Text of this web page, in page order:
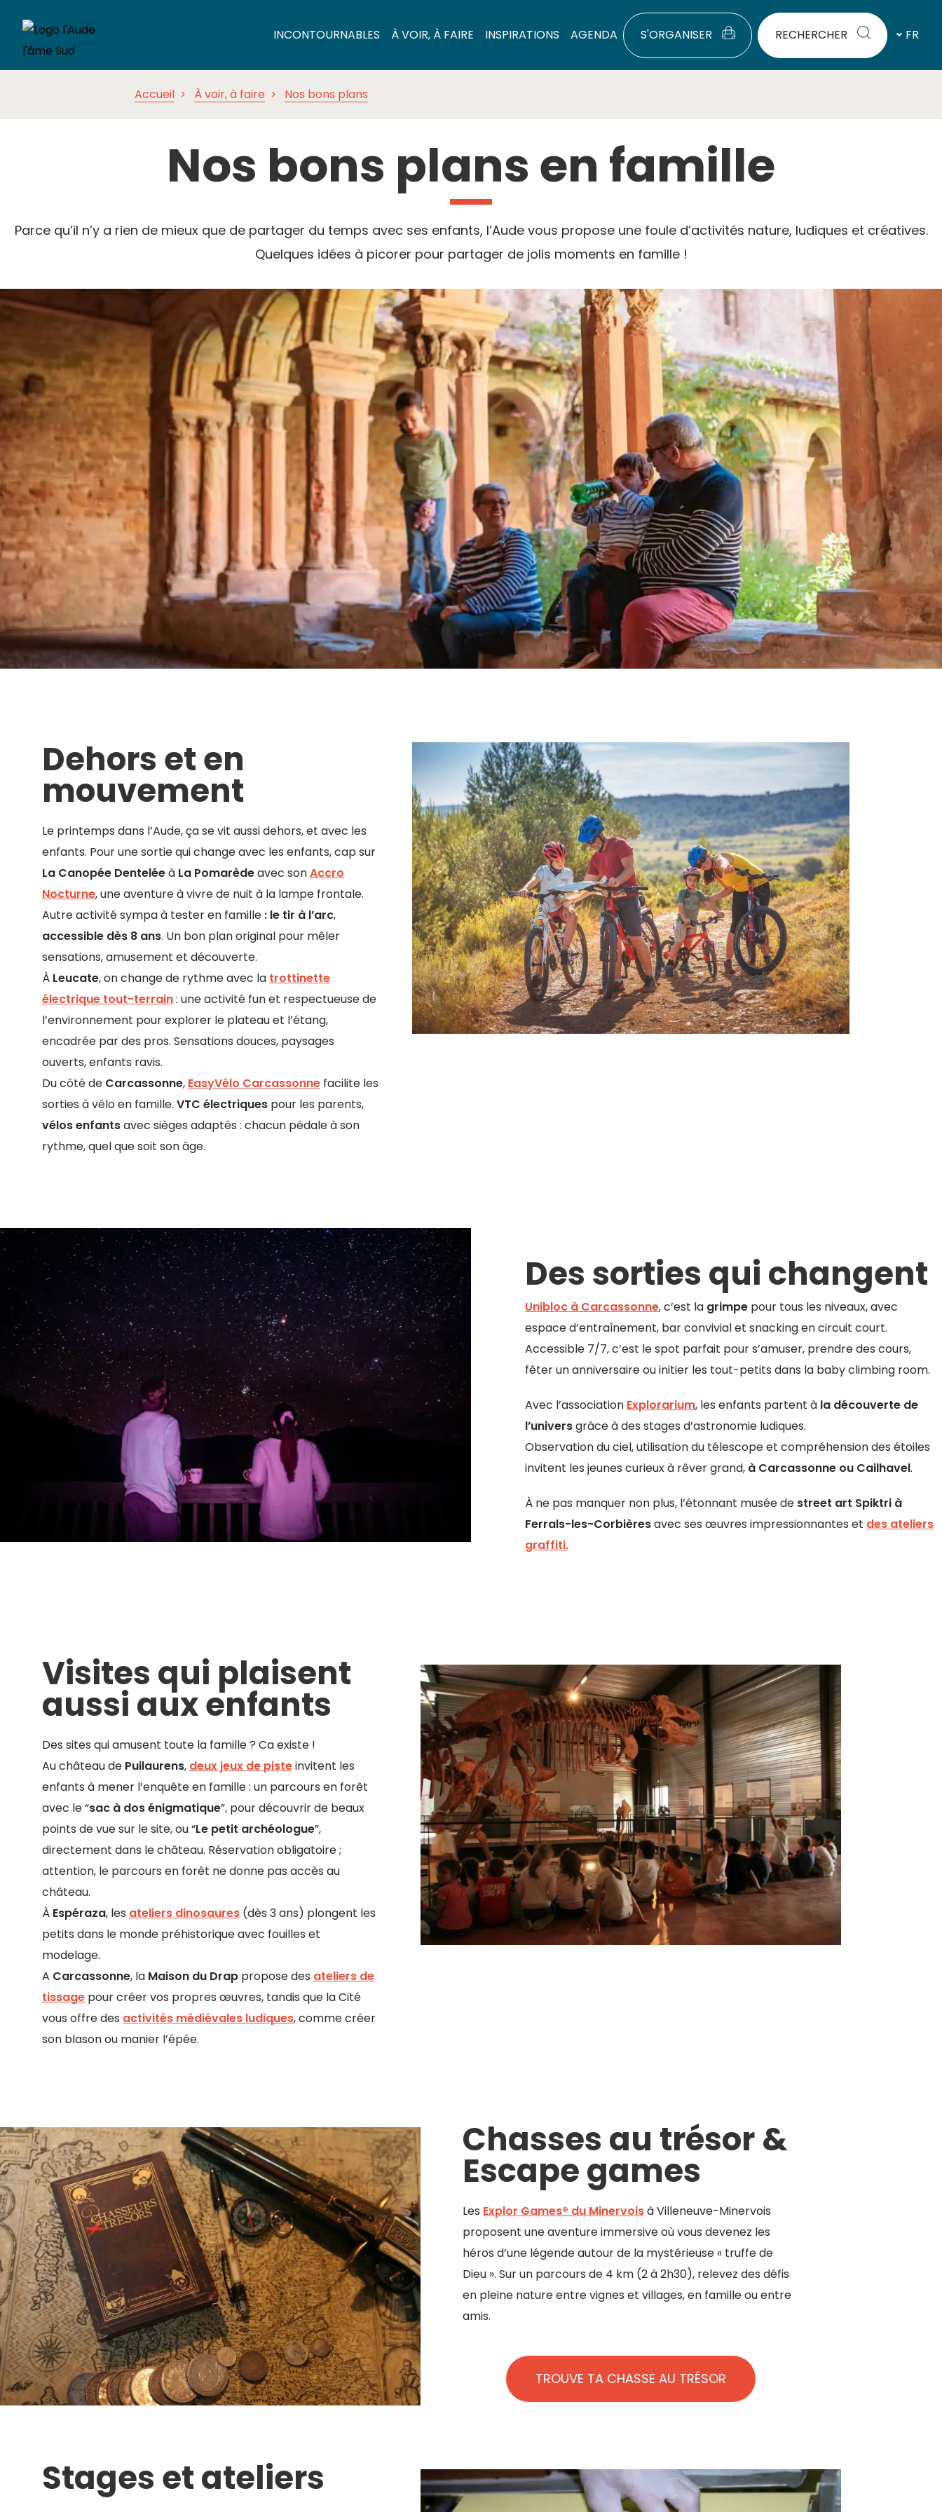
INCONTOURNABLES À VOIR, À FAIRE INSPIRATIONS AGENDA S'ORGANISER RECHERCHER FR
Accueil À voir, à faire Nos bons plans
Nos bons plans en famille
Parce qu’il n’y a rien de mieux que de partager du temps avec ses enfants, l’Aude vous propose une foule d’activités nature, ludiques et créatives.
Quelques idées à picorer pour partager de jolis moments en famille !
Dehors et en
mouvement
Le printemps dans l’Aude, ça se vit aussi dehors, et avec les
enfants. Pour une sortie qui change avec les enfants, cap sur
La Canopée Denteléeà La Pomarèdeavec sonAccro
Nocturne, une aventure à vivre de nuit à la lampe frontale.
Autre activité sympa à tester en famille : le tir à l’arc,
accessible dès 8 ans. Un bon plan original pour mêler
sensations, amusement et découverte.
À Leucate, on change de rythme avec la trottinette
électrique tout-terrain: une activité fun et respectueuse de
l’environnement pour explorer le plateau et l’étang,
encadrée par des pros. Sensations douces, paysages
ouverts, enfants ravis.
Du côté de Carcassonne, EasyVélo Carcassonne facilite les
sorties à vélo en famille. VTC électriques pour les parents,
vélos enfantsavec sièges adaptés : chacun pédale à son
rythme, quel que soit son âge.
Des sorties qui changent
Unibloc à Carcassonne, c’est la grimpe pour tous les niveaux, avec
espace d’entraînement, bar convivial et snacking en circuit court.
Accessible 7/7, c’est le spot parfait pour s’amuser, prendre des cours,
fêter un anniversaire ou initier les tout-petits dans la baby climbing room.
Avec l’association Explorarium, les enfants partent à la découverte de
l’universgrâce à des stages d’astronomie ludiques.
Observation du ciel, utilisation du télescope et compréhension des étoiles
invitent les jeunes curieux à rêver grand, à Carcassonne ou Cailhavel.
À ne pas manquer non plus, l’étonnant musée de street art Spiktri à
Ferrals-les-Corbièresavec ses œuvres impressionnantes et des ateliers
graffiti.
Visites qui plaisent
aussi aux enfants
Des sites qui amusent toute la famille ? Ca existe !
Au château de Puilaurens, deux jeux de pisteinvitent les
enfants à mener l’enquête en famille : un parcours en forêt
avec le “sac à dos énigmatique”, pour découvrir de beaux
points de vue sur le site, ou “Le petit archéologue”,
directement dans le château. Réservation obligatoire ;
attention, le parcours en forêt ne donne pas accès au
château.
À Espéraza, les ateliers dinosaures (dès 3 ans) plongent les
petits dans le monde préhistorique avec fouilles et
modelage.
A Carcassonne, la Maison du Drap propose des ateliers de
tissage pour créer vos propres œuvres, tandis que la Cité
vous offre des activités médiévales ludiques, comme créer
son blason ou manier l’épée.
Chasses au trésor &
Escape games
Les Explor Games® du Minervoisà Villeneuve-Minervois
proposent une aventure immersive où vous devenez les
héros d’une légende autour de la mystérieuse « truffe de
Dieu ». Sur un parcours de 4 km (2 à 2h30), relevez des défis
en pleine nature entre vignes et villages, en famille ou entre
amis.
TROUVE TA CHASSE AU TRÉSOR
Stages et ateliers